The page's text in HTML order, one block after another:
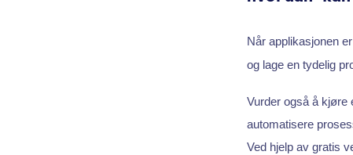
Når applikasjonen
og lage en tydelig
Vurder også å kjøre
automatisere
Ved hjelp av gratis